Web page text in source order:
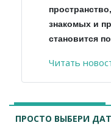
знакомых и
становится
Читать
ПРОСТО ВЫБЕРИ